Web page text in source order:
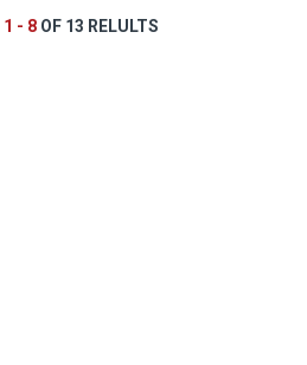
1 - 8 OF 13 RELULTS